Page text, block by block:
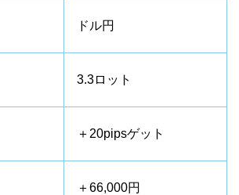
ドル円
3.3ロット
＋20pipsゲット
＋66,000円